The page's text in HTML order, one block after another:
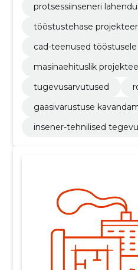
protsessiinseneri
tööstustehase
cad-teenused tööstusele
masinaehituslik
tugevusarvutused
gaasivarustuse
insener-tehnilised